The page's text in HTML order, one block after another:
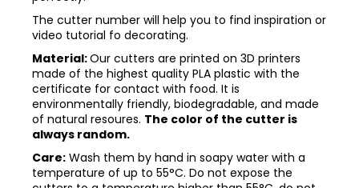
The cutter number will help you to find inspiration or
video tutorial fo decorating.
Material:Our cutters are printed on 3D printers
made of the highest quality PLA plastic with the
certificate for contact with food. It is
environmentally friendly, biodegradable, and made
of natural resoures. The color of the cutter is
always random.
Care: Wash them by hand in soapy water with a
temperature of up to 55°C. Do not expose the